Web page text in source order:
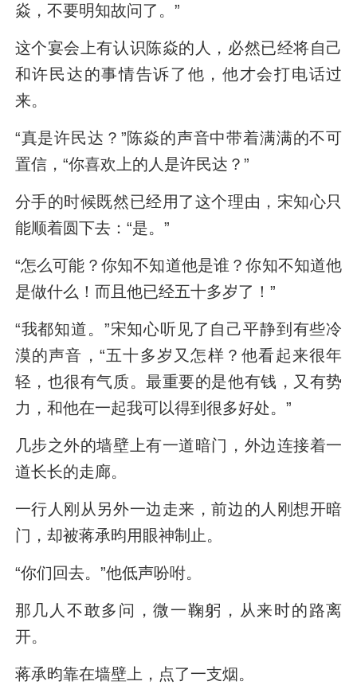
焱，不要明知故问了。”
这个宴会上有认识陈焱的人，必然已经将自己
和许民达的事情告诉了他，他才会打电话过
来。
“真是许民达？”陈焱的声音中带着满满的不可
置信，“你喜欢上的人是许民达？”
分手的时候既然已经用了这个理由，宋知心只
能顺着圆下去：“是。”
“怎么可能？你知不知道他是谁？你知不知道他
是做什么！而且他已经五十多岁了！”
“我都知道。”宋知心听见了自己平静到有些冷
漠的声音，“五十多岁又怎样？他看起来很年
轻，也很有气质。最重要的是他有钱，又有势
力，和他在一起我可以得到很多好处。”
几步之外的墙壁上有一道暗门，外边连接着一
道长长的走廊。
一行人刚从另外一边走来，前边的人刚想开暗
门，却被蒋承昀用眼神制止。
“你们回去。”他低声吩咐。
那几人不敢多问，微一鞠躬，从来时的路离
开。
蒋承昀靠在墙壁上，点了一支烟。